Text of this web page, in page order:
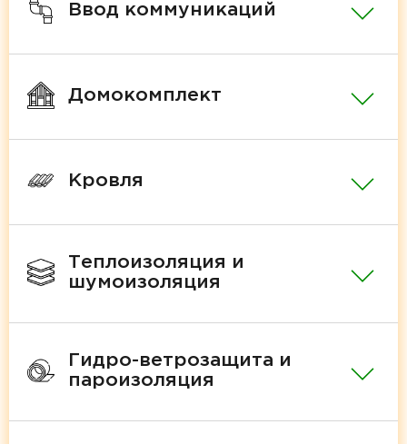
Ввод коммуникаций
Домокомплект
Кровля
Теплоизоляция и
шумоизоляция
Гидро-ветрозащита и
пароизоляция